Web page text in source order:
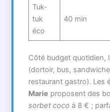
Tuk-
tuk
éco
40 min
Côté budget quotidien,
(dortoir, bus,
restaurant gastro). Les
Marie proposent des
sorbet coco à 8 € ;